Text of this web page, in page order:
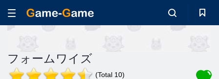
フォームワイズ
(Total 10)